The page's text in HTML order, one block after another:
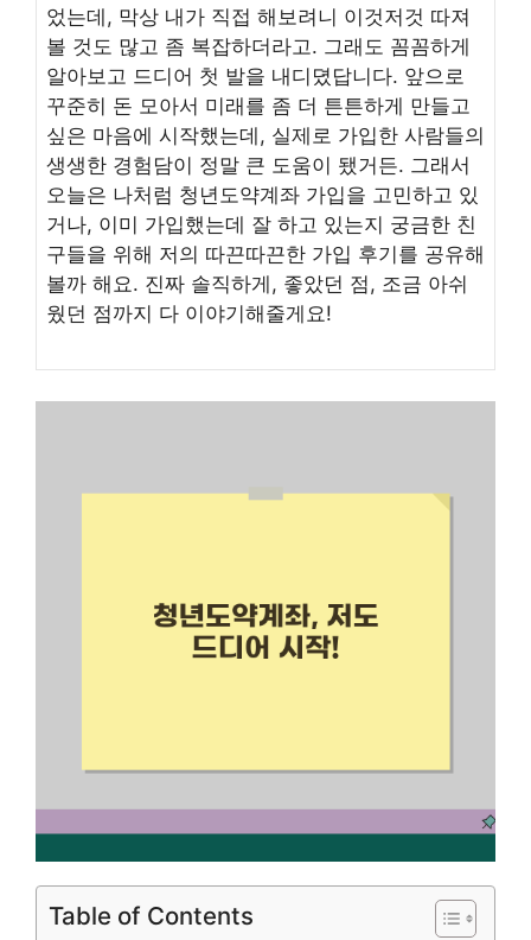
었는데, 막상 내가 직접 해보려니 이것저것 따져
볼 것도 많고 좀 복잡하더라고. 그래도 꼼꼼하게
알아보고 드디어 첫 발을 내디뎠답니다. 앞으로
꾸준히 돈 모아서 미래를 좀 더 튼튼하게 만들고
싶은 마음에 시작했는데, 실제로 가입한 사람들의
생생한 경험담이 정말 큰 도움이 됐거든. 그래서
오늘은 나처럼 청년도약계좌 가입을 고민하고 있
거나, 이미 가입했는데 잘 하고 있는지 궁금한 친
구들을 위해 저의 따끈따끈한 가입 후기를 공유해
볼까 해요. 진짜 솔직하게, 좋았던 점, 조금 아쉬
웠던 점까지 다 이야기해줄게요!
Table of Contents